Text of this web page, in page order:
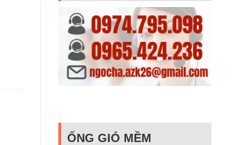
ỐNG GIÓ MỀM